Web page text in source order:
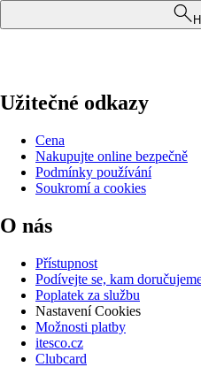
Užitečné odkazy
Cena
Nakupujte online bezpečně
Podmínky používání
Soukromí a cookies
O nás
Přístupnost
Podívejte se, kam
Poplatek za službu
Nastavení Cookies
Možnosti platby
itesco.cz
Clubcard